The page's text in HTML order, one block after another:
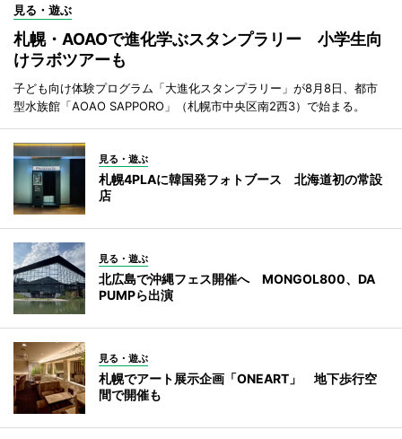
見る・遊ぶ
札幌・AOAOで進化学ぶスタンプラリー 小学生向
けラボツアーも
子ども向け体験プログラム「大進化スタンプラリー」が8月8日、都市
型水族館「AOAO SAPPORO」（札幌市中央区南2西3）で始まる。
見る・遊ぶ
札幌4PLAに韓国発フォトブース 北海道初の常設
店
見る・遊ぶ
北広島で沖縄フェス開催へ MONGOL800、DA
PUMPら出演
見る・遊ぶ
札幌でアート展示企画「ONEART」 地下歩行空
間で開催も